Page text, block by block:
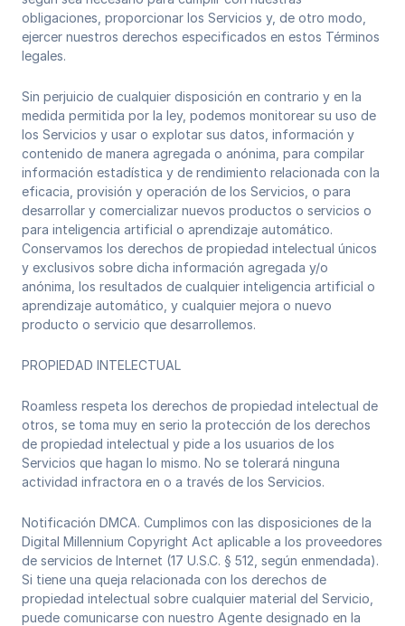
obligaciones, proporcionar los Servicios y, de otro modo,
ejercer nuestros derechos especificados en estos Términos
legales.
Sin perjuicio de cualquier disposición en contrario y en la
medida permitida por la ley, podemos monitorear su uso de
los Servicios y usar o explotar sus datos, información y
contenido de manera agregada o anónima, para compilar
información estadística y de rendimiento relacionada con la
eficacia, provisión y operación de los Servicios, o para
desarrollar y comercializar nuevos productos o servicios o
para inteligencia artificial o aprendizaje automático.
Conservamos los derechos de propiedad intelectual únicos
y exclusivos sobre dicha información agregada y/o
anónima, los resultados de cualquier inteligencia artificial o
aprendizaje automático, y cualquier mejora o nuevo
producto o servicio que desarrollemos.
PROPIEDAD INTELECTUAL
Roamless respeta los derechos de propiedad intelectual de
otros, se toma muy en serio la protección de los derechos
de propiedad intelectual y pide a los usuarios de los
Servicios que hagan lo mismo. No se tolerará ninguna
actividad infractora en o a través de los Servicios.
Notificación DMCA. Cumplimos con las disposiciones de la
Digital Millennium Copyright Act aplicable a los proveedores
de servicios de Internet (17 U.S.C. § 512, según enmendada).
Si tiene una queja relacionada con los derechos de
propiedad intelectual sobre cualquier material del Servicio,
puede comunicarse con nuestro Agente designado en la